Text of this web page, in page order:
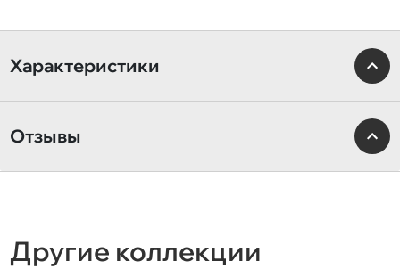
Характеристики
Отзывы
Другие коллекции